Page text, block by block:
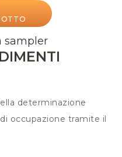
sampler
determinazione
occupazione tramite il